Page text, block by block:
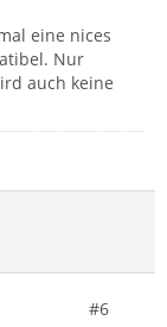
eine nices
Nur
auch keine
#6